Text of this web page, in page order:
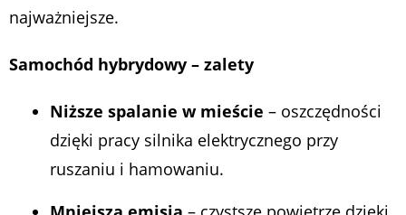
najważniejsze.
Samochód hybrydowy – zalety
Niższe spalanie w mieście – oszczędności
dzięki pracy silnika elektrycznego przy
ruszaniu i hamowaniu.